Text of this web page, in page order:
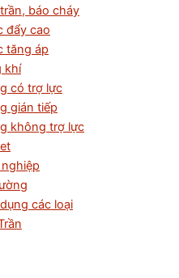
báo cháy
đẩy cao
tăng áp
khí
có trợ lực
gián tiếp
không trợ lực
các loại